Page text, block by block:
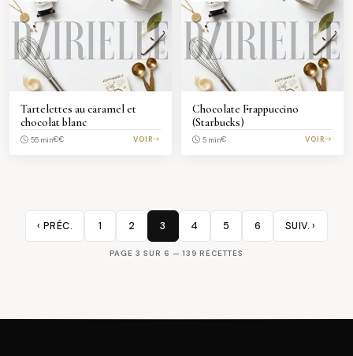
Tartelettes au caramel et
chocolat blanc
55 min€€ VOIR
Chocolate Frappuccino
(Starbucks)
5 min€ VOIR
‹ PRÉC. 1 2 3 4 5 6 SUIV. ›
PAGE 3 SUR 6 — 139 RECETTES